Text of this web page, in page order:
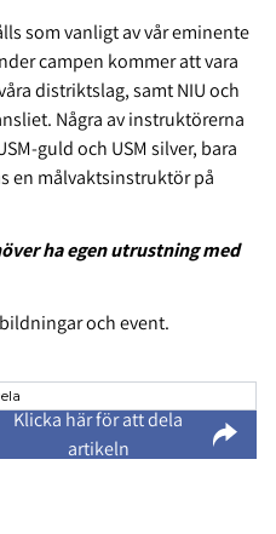
som vanligt av vår eminente
campen kommer att vara
distriktslag, samt NIU och
Några av instruktörerna
guld och USM silver, bara
en målvaktsinstruktör på
ha egen utrustning med
och event.
Klicka här för att dela
artikeln